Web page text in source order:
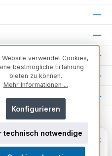
Geschmack suchen
Vape Ratgeber
Impressum Kontakt
zu unserem Sortiment? Ich
×
Website verwendet Cookies,
bestmögliche Erfahrung
bieten zu können.
Mehr Informationen ...
technisch notwendige
Konfigurieren